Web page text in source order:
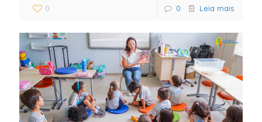
0 0 Leia mais